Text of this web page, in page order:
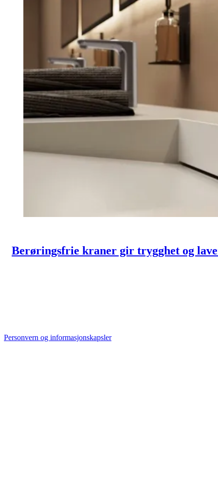
Berøringsfrie kraner gir trygghet og
Personvern og informasjonskapsler